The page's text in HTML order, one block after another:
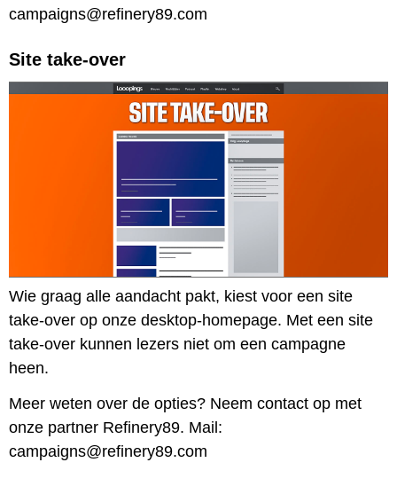
campaigns@refinery89.com
Site take-over
Wie graag alle aandacht pakt, kiest voor een site
take-over op onze desktop-homepage. Met een site
take-over kunnen lezers niet om een campagne
heen.
Meer weten over de opties? Neem contact op met
onze partner Refinery89. Mail:
campaigns@refinery89.com